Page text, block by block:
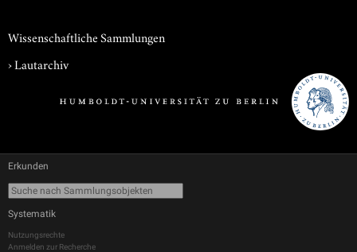
Wissenschaftliche Sammlungen
›Lautarchiv
Erkunden
Systematik
Nutzungsrechte
Anmelden zur Recherche